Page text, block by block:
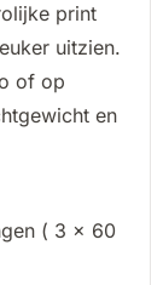
print
uitzien.
of op
en
( 3 x 60